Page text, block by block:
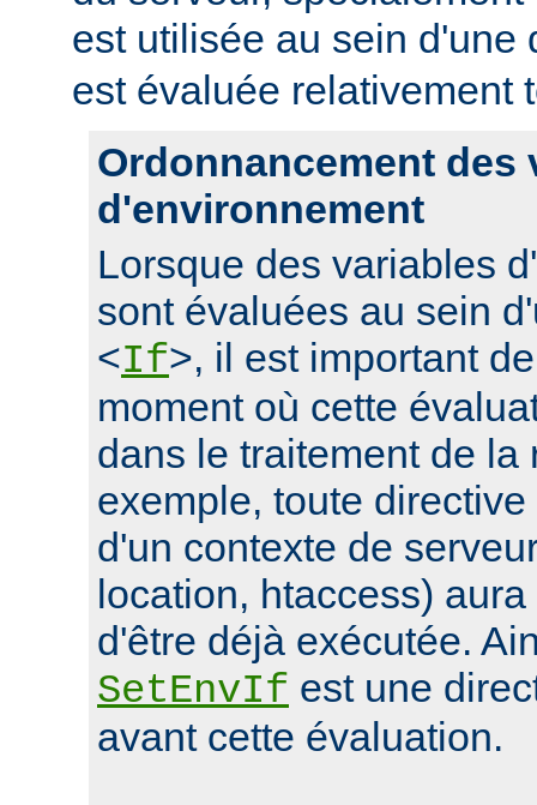
est utilisée au sein d'une
est évaluée relativement
Ordonnancement des
d'environnement
Lorsque des variables
sont évaluées au sein
<If>, il est important
moment où cette
dans le traitement de la
exemple, toute
d'un contexte de
location, htaccess)
d'être déjà exécutée.
SetEnvIf est une
avant cette évaluation.